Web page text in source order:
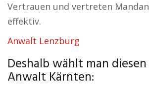
Vertrauen und vertreten
effektiv.
Anwalt Lenzburg
Deshalb wählt man
Anwalt Kärnten: